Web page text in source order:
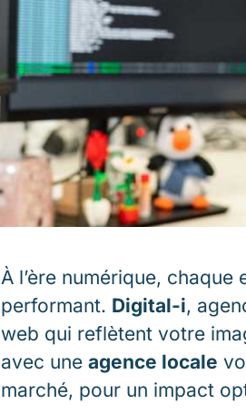
À l’ère numérique,
performant. Digital-i,
web qui reflètent votre
avec une agence locale
marché, pour un impact